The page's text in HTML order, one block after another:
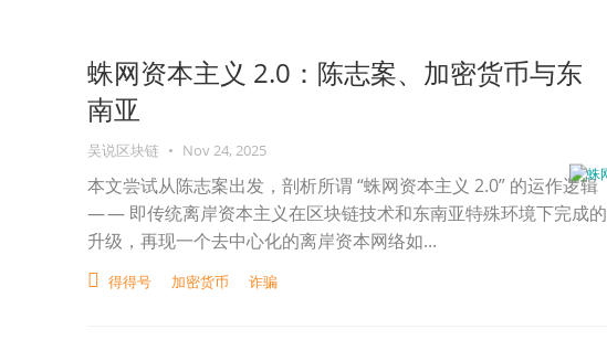
蛛网资本主义 2.0：陈志案、加密货币与东
南亚
吴说区块链 • Nov 24, 2025
本文尝试从陈志案出发，剖析所谓 “蛛网资本主义 2.0” 的运作逻辑
— — 即传统离岸资本主义在区块链技术和东南亚特殊环境下完成的
升级，再现一个去中心化的离岸资本网络如...
得得号 加密货币 诈骗